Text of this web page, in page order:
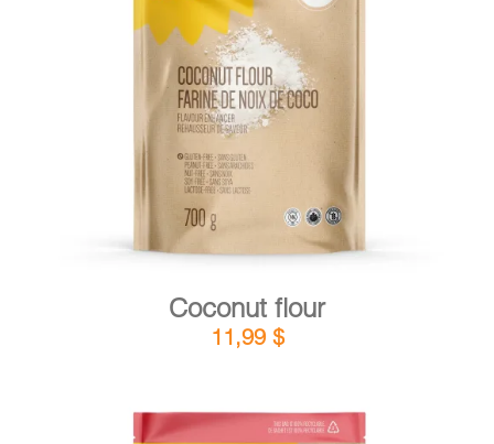
ADD TO CART DETAILS
Coconut flour
11,99 $